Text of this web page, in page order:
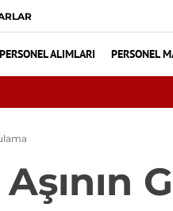
PERSONEL ALIMLARI PERSONEL
Sendikası Sahanın